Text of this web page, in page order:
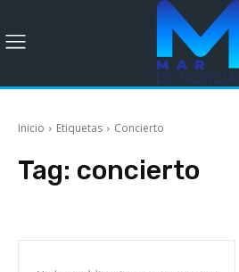
Inicio Etiquetas Concierto
Tag: concierto